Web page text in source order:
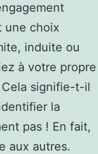
une choix
induite ou
à votre propre
signifie-t-il
la
pas ! En fait,
aux autres.